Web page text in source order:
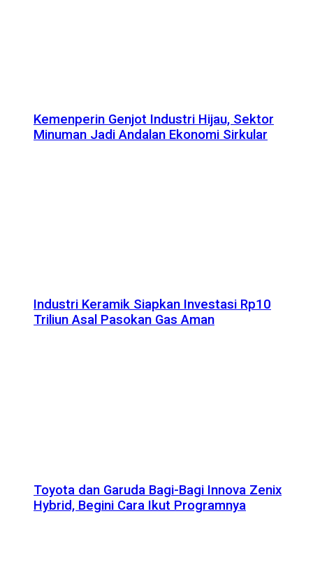
Kemenperin Genjot Industri Hijau, Sektor
Minuman Jadi Andalan Ekonomi Sirkular
Industri Keramik Siapkan Investasi Rp10
Triliun Asal Pasokan Gas Aman
Toyota dan Garuda Bagi-Bagi Innova Zenix
Hybrid, Begini Cara Ikut Programnya